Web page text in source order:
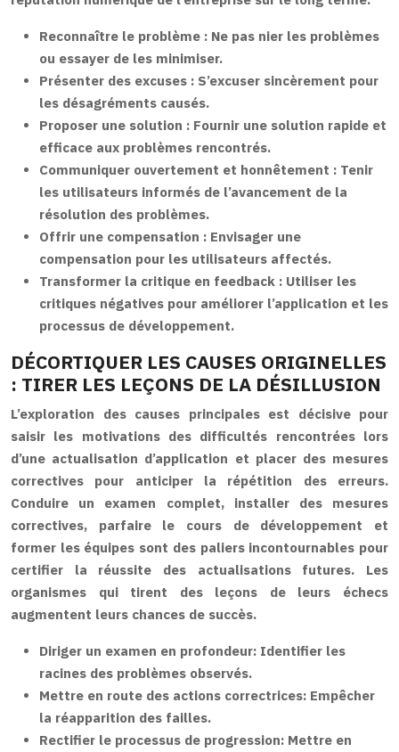
Reconnaître le problème : Ne pas nier les problèmes
ou essayer de les minimiser.
Présenter des excuses : S’excuser sincèrement pour
les désagréments causés.
Proposer une solution : Fournir une solution rapide et
efficace aux problèmes rencontrés.
Communiquer ouvertement et honnêtement : Tenir
les utilisateurs informés de l’avancement de la
résolution des problèmes.
Offrir une compensation : Envisager une
compensation pour les utilisateurs affectés.
Transformer la critique en feedback : Utiliser les
critiques négatives pour améliorer l’application et les
processus de développement.
DÉCORTIQUER LES CAUSES ORIGINELLES
: TIRER LES LEÇONS DE LA DÉSILLUSION
L’exploration des causes principales est décisive pour
saisir les motivations des difficultés rencontrées lors
d’une actualisation d’application et placer des mesures
correctives pour anticiper la répétition des erreurs.
Conduire un examen complet, installer des mesures
correctives, parfaire le cours de développement et
former les équipes sont des paliers incontournables pour
certifier la réussite des actualisations futures. Les
organismes qui tirent des leçons de leurs échecs
augmentent leurs chances de succès.
Diriger un examen en profondeur: Identifier les
racines des problèmes observés.
Mettre en route des actions correctrices: Empêcher
la réapparition des failles.
Rectifier le processus de progression: Mettre en